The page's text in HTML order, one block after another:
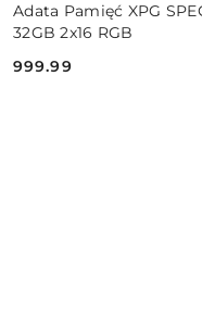
Adata Pamięć XPG
32GB 2x16 RGB
Cena:
999.99